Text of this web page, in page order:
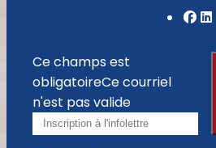
Ce champs est
obligatoireCe courriel
n'est pas valide